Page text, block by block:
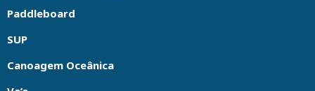
Paddleboard
SUP
Canoagem Oceânica